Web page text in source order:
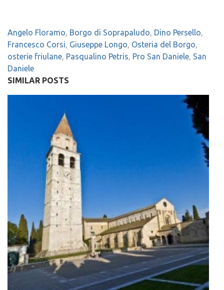
Angelo Floramo, Borgo di Soprapaludo, Dino Persello,
Francesco Corsi, Giuseppe Longo, Osteria del Borgo,
osterie friulane, Pasqualino Petris, Pro San Daniele, San
Daniele
SIMILAR POSTS